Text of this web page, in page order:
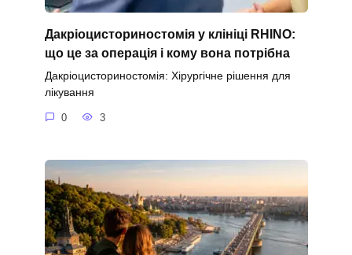
Дакріоцисториностомія у клініці RHINO:
що це за операція і кому вона потрібна
Дакріоцисториностомія: Хірургічне рішення для
лікування
0 3